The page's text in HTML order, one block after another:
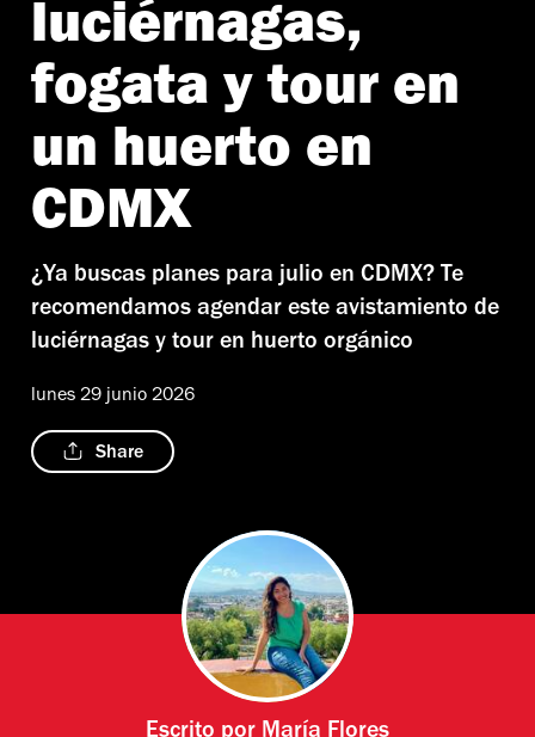
luciérnagas,
fogata y tour en
un huerto en
CDMX
¿Ya buscas planes para julio en CDMX? Te
recomendamos agendar este avistamiento de
luciérnagas y tour en huerto orgánico
lunes 29 junio 2026
Share